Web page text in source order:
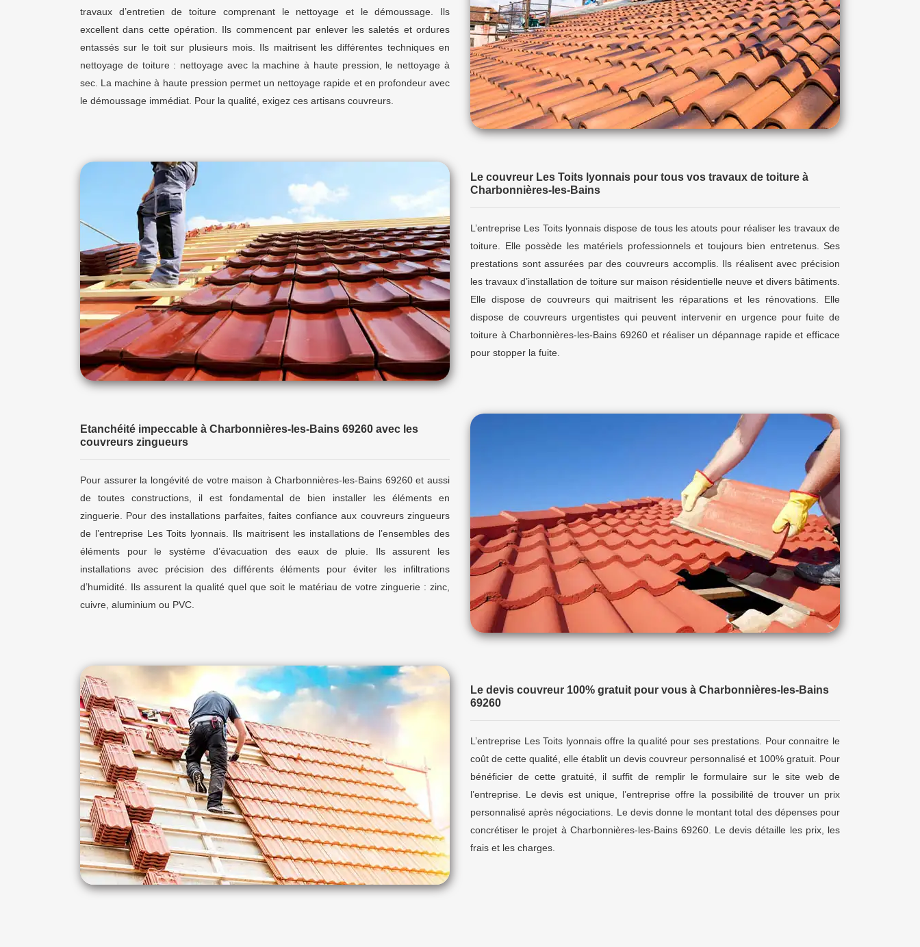
travaux d’entretien de toiture comprenant le nettoyage et le démoussage. Ils
excellent dans cette opération. Ils commencent par enlever les saletés et ordures
entassés sur le toit sur plusieurs mois. Ils maitrisent les différentes techniques en
nettoyage de toiture : nettoyage avec la machine à haute pression, le nettoyage à
sec. La machine à haute pression permet un nettoyage rapide et en profondeur avec
le démoussage immédiat. Pour la qualité, exigez ces artisans couvreurs.
Le couvreur Les Toits lyonnais pour tous vos travaux de toiture à
Charbonnières-les-Bains
L’entreprise Les Toits lyonnais dispose de tous les atouts pour réaliser les travaux de
toiture. Elle possède les matériels professionnels et toujours bien entretenus. Ses
prestations sont assurées par des couvreurs accomplis. Ils réalisent avec précision
les travaux d’installation de toiture sur maison résidentielle neuve et divers bâtiments.
Elle dispose de couvreurs qui maitrisent les réparations et les rénovations. Elle
dispose de couvreurs urgentistes qui peuvent intervenir en urgence pour fuite de
toiture à Charbonnières-les-Bains 69260 et réaliser un dépannage rapide et efficace
pour stopper la fuite.
Etanchéité impeccable à Charbonnières-les-Bains 69260 avec les
couvreurs zingueurs
Pour assurer la longévité de votre maison à Charbonnières-les-Bains 69260 et aussi
de toutes constructions, il est fondamental de bien installer les éléments en
zinguerie. Pour des installations parfaites, faites confiance aux couvreurs zingueurs
de l’entreprise Les Toits lyonnais. Ils maitrisent les installations de l’ensembles des
éléments pour le système d’évacuation des eaux de pluie. Ils assurent les
installations avec précision des différents éléments pour éviter les infiltrations
d’humidité. Ils assurent la qualité quel que soit le matériau de votre zinguerie : zinc,
cuivre, aluminium ou PVC.
Le devis couvreur 100% gratuit pour vous à Charbonnières-les-Bains
69260
L’entreprise Les Toits lyonnais offre la qualité pour ses prestations. Pour connaitre le
coût de cette qualité, elle établit un devis couvreur personnalisé et 100% gratuit. Pour
bénéficier de cette gratuité, il suffit de remplir le formulaire sur le site web de
l’entreprise. Le devis est unique, l’entreprise offre la possibilité de trouver un prix
personnalisé après négociations. Le devis donne le montant total des dépenses pour
concrétiser le projet à Charbonnières-les-Bains 69260. Le devis détaille les prix, les
frais et les charges.